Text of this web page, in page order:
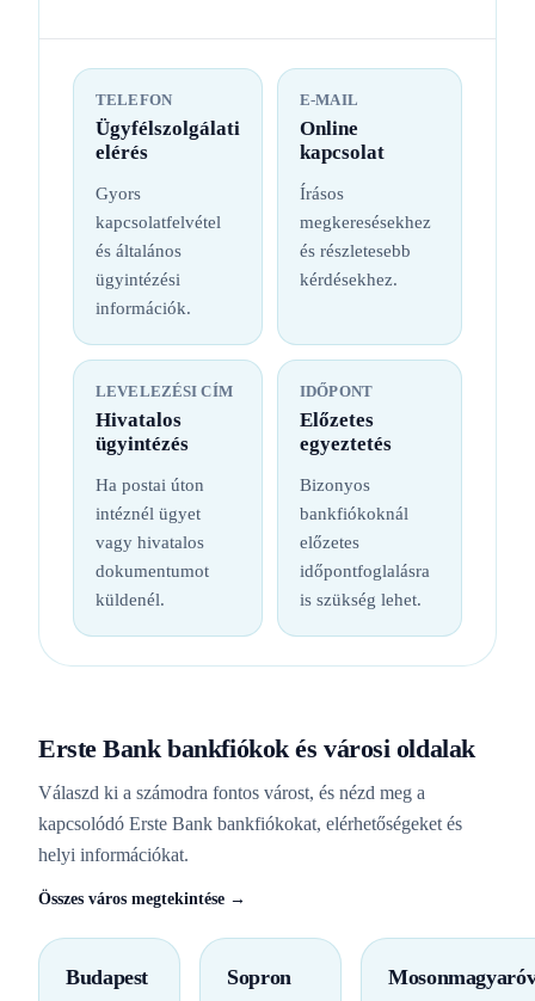
TELEFON
Ügyfélszolgálati
elérés
Gyors
kapcsolatfelvétel
és általános
ügyintézési
információk.
E-MAIL
Online
kapcsolat
Írásos
megkeresésekhez
és részletesebb
kérdésekhez.
LEVELEZÉSI CÍM
Hivatalos
ügyintézés
Ha postai úton
intéznél ügyet
vagy hivatalos
dokumentumot
küldenél.
IDŐPONT
Előzetes
egyeztetés
Bizonyos
bankfiókoknál
előzetes
időpontfoglalásra
is szükség lehet.
Erste Bank bankfiókok és városi oldalak
Válaszd ki a számodra fontos várost, és nézd meg a
kapcsolódó Erste Bank bankfiókokat, elérhetőségeket és
helyi információkat.
Összes város megtekintése →
Budapest Sopron